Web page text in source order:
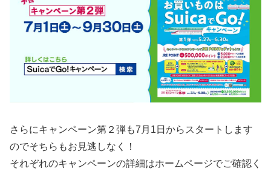
さらにキャンペーン第２弾も7月1日からスタートします
のでそちらもお見逃しなく！
それぞれのキャンペーンの詳細はホームページでご確認く